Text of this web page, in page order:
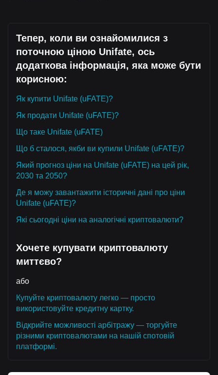
Тепер, коли ви ознайомилися з
поточною ціною Unifate, ось
додаткова інформація, яка може бути
корисною:
Як купити Unifate (uFATE)?
Як продати Unifate (uFATE)?
Що таке Unifate (uFATE)
Що б сталося, якби ви купили Unifate (uFATE)?
Який прогноз ціни на Unifate (uFATE) на цей рік,
2030 та 2050?
Де я можу завантажити історичні дані про ціни
Unifate (uFATE)?
Які сьогодні ціни на аналогічні криптовалюти?
Хочете купувати криптовалюту
миттєво?
або
Купуйте криптовалюту легко — просто
використовуйте кредитну картку.
Відкрийте можливості арбітражу — торгуйте
різними криптовалютами на нашій спотовій
платформі.